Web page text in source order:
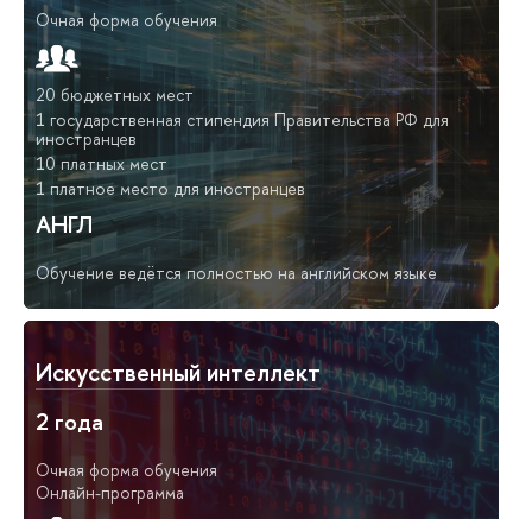
Очная форма обучения
20 бюджетных мест
1 государственная стипендия Правительства РФ для
иностранцев
10 платных мест
1 платное место для иностранцев
АНГЛ
Обучение ведётся полностью на английском языке
Искусственный интеллект
2 года
Очная форма обучения
Онлайн-программа